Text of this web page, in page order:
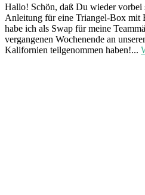
Hallo! Schön, daß Du wieder vorbei
Anleitung für eine Triangel-Box
habe ich als Swap für meine
vergangenen Wochenende an
Kalifornien teilgenommen haben!...